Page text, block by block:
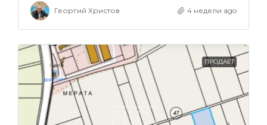
Георгий Христов 4 недели ago
ПРОДАЕТ